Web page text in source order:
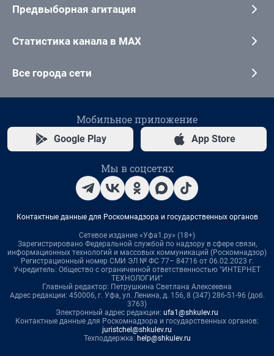
Предвыборная агитация
Статистика канала в MAX
Все города сети
Мобильное приложение
Google Play App Store
Мы в соцсетях
Контактные данные для Роскомнадзора и государственных органов
Сетевое издание «Уфа1.ру» (18+)
Зарегистрировано Федеральной службой по надзору в сфере связи,
информационных технологий и массовых коммуникаций (Роскомнадзор)
Регистрационный номер СМИ ЭЛ № ФС 77– 84716 от 06.02.2023 г.
Учредитель: Общество с ограниченной ответственностью "ИНТЕРНЕТ
ТЕХНОЛОГИИ"
Главный редактор: Петрушкина Светлана Алексеевна
Адрес редакции: 450006, г. Уфа, ул. Ленина, д. 156, 8 (347) 286-51-96 (доб.
3763)
Электронный адрес редакции: ufa1@shkulev.ru
Контактные данные для Роскомнадзора и государственных органов:
juristchel@shkulev.ru
Техподдержка: help@shkulev.ru